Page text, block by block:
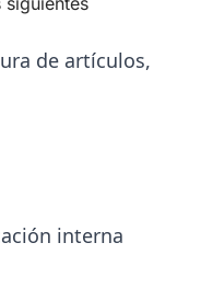
de artículos,
interna